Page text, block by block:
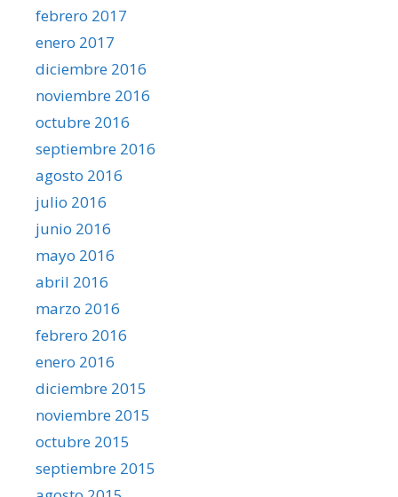
febrero 2017
enero 2017
diciembre 2016
noviembre 2016
octubre 2016
septiembre 2016
agosto 2016
julio 2016
junio 2016
mayo 2016
abril 2016
marzo 2016
febrero 2016
enero 2016
diciembre 2015
noviembre 2015
octubre 2015
septiembre 2015